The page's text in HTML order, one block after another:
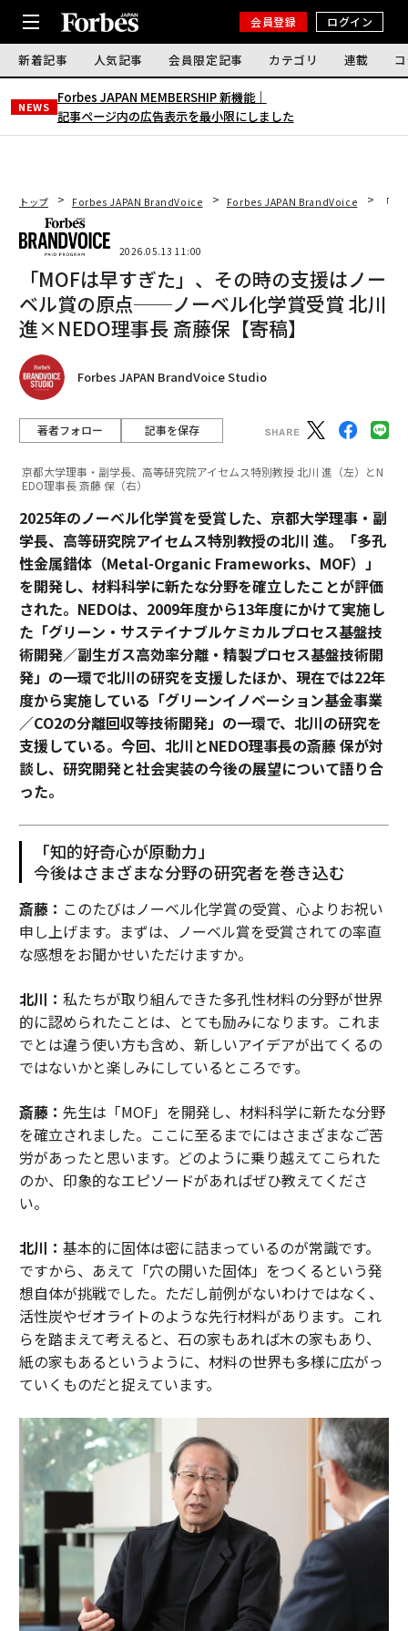
会員登録 ログイン
新着記事 人気記事 会員限定記事 カテゴリ 連載
NEWS
Forbes JAPAN MEMBERSHIP 新機能｜
記事ページ内の広告表示を最小限にしました
トップ Forbes JAPAN BrandVoice Forbes JAPAN BrandVoice 「
2026.05.13 11:00
「MOFは早すぎた」、その時の支援はノー
ベル賞の原点──ノーベル化学賞受賞 北川
進×NEDO理事長 斎藤保【寄稿】
Forbes JAPAN BrandVoice Studio
著者フォロー 記事を保存
京都大学理事・副学長、高等研究院アイセムス特別教授 北川 進（左）とN
EDO理事長 斎藤 保（右）
2025年のノーベル化学賞を受賞した、京都大学理事・副
学長、高等研究院アイセムス特別教授の北川 進。「多孔
性金属錯体（Metal-Organic Frameworks、MOF）」
を開発し、材料科学に新たな分野を確立したことが評価
された。NEDOは、2009年度から13年度にかけて実施し
た「グリーン・サステイナブルケミカルプロセス基盤技
術開発／副生ガス高効率分離・精製プロセス基盤技術開
発」の一環で北川の研究を支援したほか、現在では22年
度から実施している「グリーンイノベーション基金事業
／CO2の分離回収等技術開発」の一環で、北川の研究を
支援している。今回、北川とNEDO理事長の斎藤 保が対
談し、研究開発と社会実装の今後の展望について語り合
った。
「知的好奇心が原動力」
今後はさまざまな分野の研究者を巻き込む
斎藤： このたびはノーベル化学賞の受賞、心よりお祝い
申し上げます。まずは、ノーベル賞を受賞されての率直
な感想をお聞かせいただけますか。
北川： 私たちが取り組んできた多孔性材料の分野が世界
的に認められたことは、とても励みになります。これま
でとは違う使い方も含め、新しいアイデアが出てくるの
ではないかと楽しみにしているところです。
斎藤： 先生は「MOF」を開発し、材料科学に新たな分野
を確立されました。ここに至るまでにはさまざまなご苦
労があったと思います。どのように乗り越えてこられた
のか、印象的なエピソードがあればぜひ教えてくださ
い。
北川： 基本的に固体は密に詰まっているのが常識です。
ですから、あえて「穴の開いた固体」をつくるという発
想自体が挑戦でした。ただし前例がないわけではなく、
活性炭やゼオライトのような先行材料があります。これ
らを踏まえて考えると、石の家もあれば木の家もあり、
紙の家もあるというように、材料の世界も多様に広がっ
ていくものだと捉えています。